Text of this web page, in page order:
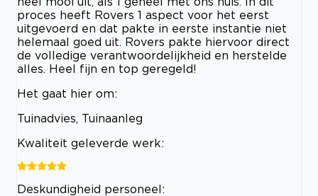
proces heeft Rovers 1 aspect voor het eerst
uitgevoerd en dat pakte in eerste instantie niet
helemaal goed uit. Rovers pakte hiervoor direct
de volledige verantwoordelijkheid en herstelde
alles. Heel fijn en top geregeld!
Het gaat hier om:
Tuinadvies, Tuinaanleg
Kwaliteit geleverde werk:
Deskundigheid personeel: